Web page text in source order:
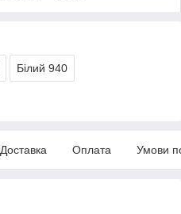
Білий 940
Доставка Оплата Умови